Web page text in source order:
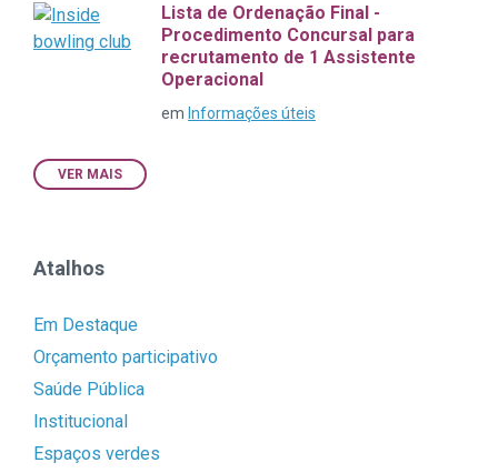
Lista de Ordenação Final -
Procedimento Concursal para
recrutamento de 1 Assistente
Operacional
em Informações úteis
VER MAIS
Atalhos
Em Destaque
Orçamento participativo
Saúde Pública
Institucional
Espaços verdes